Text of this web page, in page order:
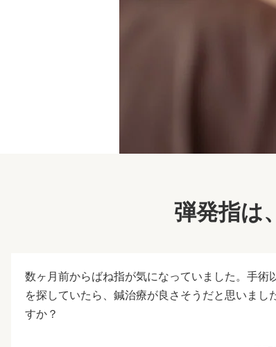
弾発指は
数ヶ月前からばね指が気になっていました。手術
を探していたら、鍼治療が良さそうだと思いまし
すか？